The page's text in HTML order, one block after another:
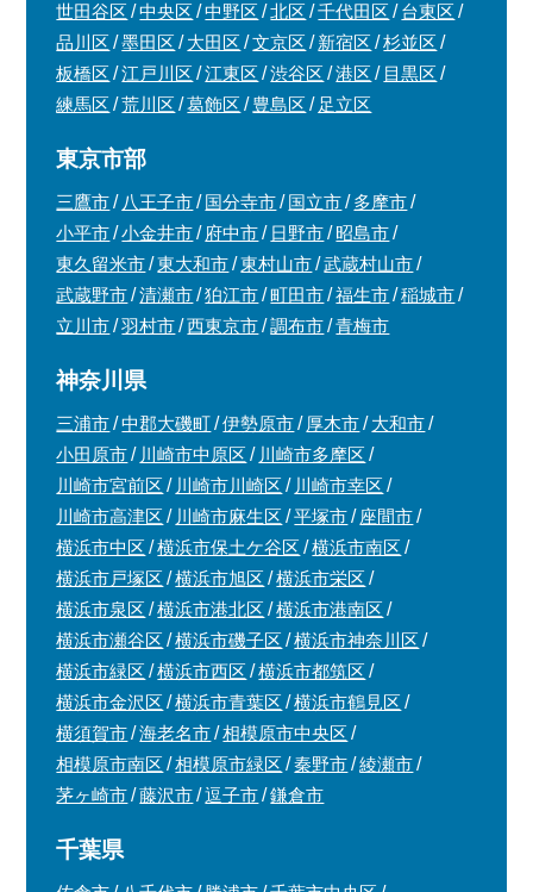
世田谷区 中央区 中野区 北区 千代田区
台東区
品川区
墨田区 大田区 文京区 新宿区
杉並区
板橋区
江戸川区 江東区 渋谷区 港区
目黒区
練馬区
荒川区 葛飾区 豊島区 足立区
東京市部
三鷹市 八王子市 国分寺市 国立市
多摩市
小平市
小金井市 府中市 日野市
昭島市
東久留米市
東大和市 東村山市
武蔵村山市
武蔵野市
清瀬市 狛江市 町田市 福生市
稲城市
立川市
羽村市 西東京市 調布市 青梅市
神奈川県
三浦市 中郡大磯町 伊勢原市 厚木市
大和市
小田原市
川崎市中原区
川崎市多摩区
川崎市宮前区
川崎市川崎区
川崎市幸区
川崎市高津区
川崎市麻生区 平塚市
座間市
横浜市中区
横浜市保土ケ谷区
横浜市南区
横浜市戸塚区
横浜市旭区
横浜市栄区
横浜市泉区
横浜市港北区
横浜市港南区
横浜市瀬谷区
横浜市磯子区
横浜市神奈川区
横浜市緑区
横浜市西区
横浜市都筑区
横浜市金沢区
横浜市青葉区
横浜市鶴見区
横須賀市
海老名市
相模原市中央区
相模原市南区
相模原市緑区 秦野市
綾瀬市
茅ヶ崎市
藤沢市 逗子市 鎌倉市
千葉県